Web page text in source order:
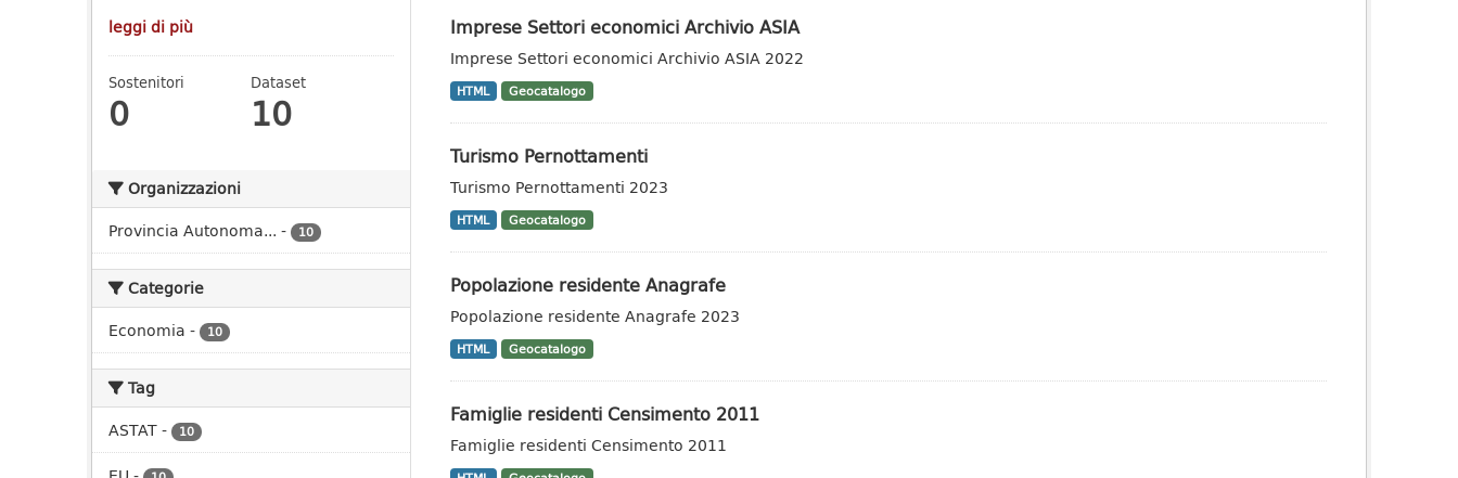
leggi di più
Sostenitori
0
Dataset
10
Organizzazioni
Provincia Autonoma... - 10
Categorie
Economia - 10
Tag
ASTAT- 10
Imprese Settori economici Archivio ASIA
Imprese Settori economici Archivio ASIA 2022
HTML Geocatalogo
Turismo Pernottamenti
Turismo Pernottamenti 2023
HTML Geocatalogo
Popolazione residente Anagrafe
Popolazione residente Anagrafe 2023
HTML Geocatalogo
Famiglie residenti Censimento 2011
Famiglie residenti Censimento 2011